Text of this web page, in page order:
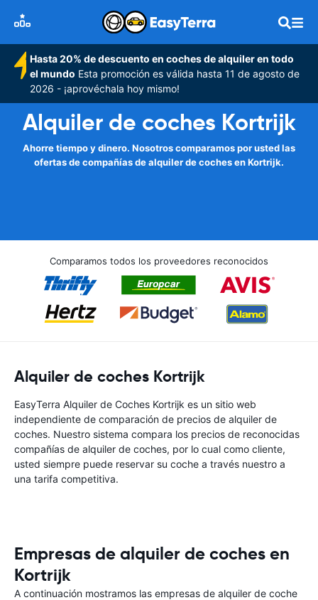
Hasta 20% de descuento en coches de alquiler en todo
el mundo Esta promoción es válida hasta 11 de agosto de
2026 - ¡aprovéchala hoy mismo!
Alquiler de coches Kortrijk
Ahorre tiempo y dinero. Nosotros comparamos por usted las
ofertas de compañías de alquiler de coches en Kortrijk.
Comparamos todos los proveedores reconocidos
Alquiler de coches Kortrijk
EasyTerra Alquiler de Coches Kortrijk es un sitio web
independiente de comparación de precios de alquiler de
coches. Nuestro sistema compara los precios de reconocidas
compañías de alquiler de coches, por lo cual como cliente,
usted siempre puede reservar su coche a través nuestro a
una tarifa competitiva.
Empresas de alquiler de coches en
Kortrijk
A continuación mostramos las empresas de alquiler de coche